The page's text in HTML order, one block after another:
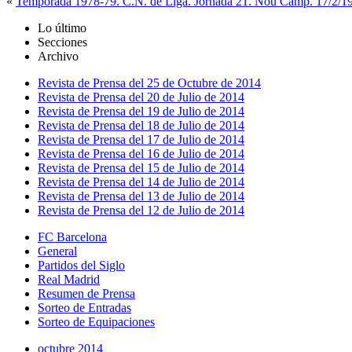
Lo último
Secciones
Archivo
Revista de Prensa del 25 de Octubre de 2014
Revista de Prensa del 20 de Julio de 2014
Revista de Prensa del 19 de Julio de 2014
Revista de Prensa del 18 de Julio de 2014
Revista de Prensa del 17 de Julio de 2014
Revista de Prensa del 16 de Julio de 2014
Revista de Prensa del 15 de Julio de 2014
Revista de Prensa del 14 de Julio de 2014
Revista de Prensa del 13 de Julio de 2014
Revista de Prensa del 12 de Julio de 2014
FC Barcelona
General
Partidos del Siglo
Real Madrid
Resumen de Prensa
Sorteo de Entradas
Sorteo de Equipaciones
octubre 2014